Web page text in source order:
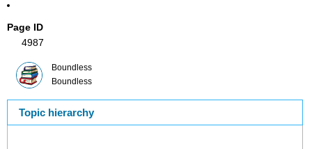
Page ID
4987
Boundless
Boundless
Topic hierarchy